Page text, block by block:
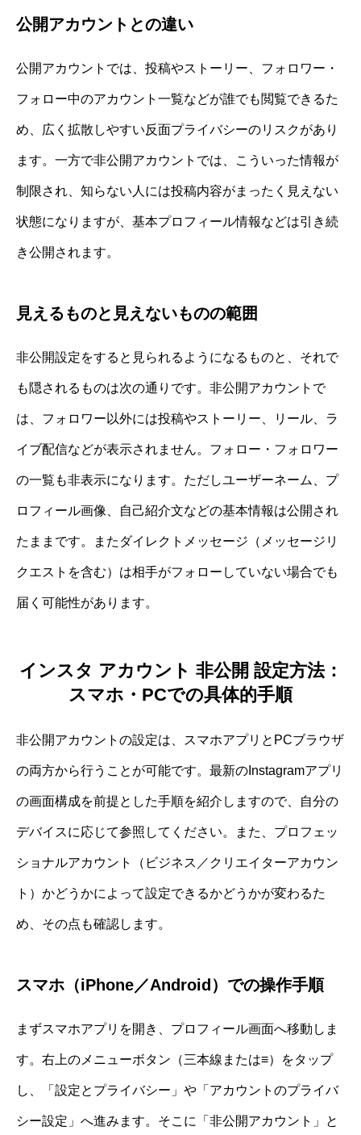
公開アカウントとの違い
公開アカウントでは、投稿やストーリー、フォロワー・
フォロー中のアカウント一覧などが誰でも閲覧できるた
め、広く拡散しやすい反面プライバシーのリスクがあり
ます。一方で非公開アカウントでは、こういった情報が
制限され、知らない人には投稿内容がまったく見えない
状態になりますが、基本プロフィール情報などは引き続
き公開されます。
見えるものと見えないものの範囲
非公開設定をすると見られるようになるものと、それで
も隠されるものは次の通りです。非公開アカウントで
は、フォロワー以外には投稿やストーリー、リール、ラ
イブ配信などが表示されません。フォロー・フォロワー
の一覧も非表示になります。ただしユーザーネーム、プ
ロフィール画像、自己紹介文などの基本情報は公開され
たままです。またダイレクトメッセージ（メッセージリ
クエストを含む）は相手がフォローしていない場合でも
届く可能性があります。
インスタ アカウント 非公開 設定方法：
スマホ・PCでの具体的手順
非公開アカウントの設定は、スマホアプリとPCブラウザ
の両方から行うことが可能です。最新のInstagramアプリ
の画面構成を前提とした手順を紹介しますので、自分の
デバイスに応じて参照してください。また、プロフェッ
ショナルアカウント（ビジネス／クリエイターアカウン
ト）かどうかによって設定できるかどうかが変わるた
め、その点も確認します。
スマホ（iPhone／Android）での操作手順
まずスマホアプリを開き、プロフィール画面へ移動しま
す。右上のメニューボタン（三本線または≡）をタップ
し、「設定とプライバシー」や「アカウントのプライバ
シー設定」へ進みます。そこに「非公開アカウント」と